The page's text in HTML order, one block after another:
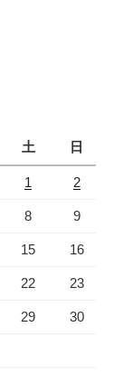
土 日
1 2
8 9
15 16
22 23
29 30